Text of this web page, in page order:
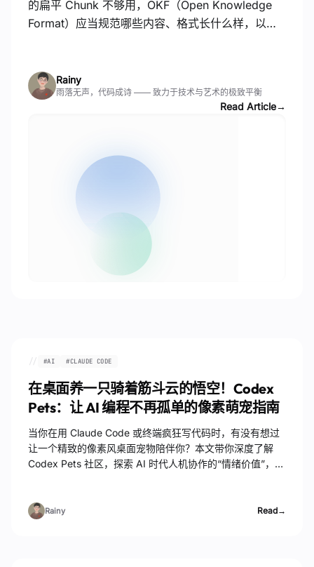
的扁平 Chunk 不够用，OKF（Open Knowledge
Format）应当规范哪些内容、格式长什么样，以及
Rainy
雨落无声，代码成诗 —— 致力于技术与艺术的极致平衡
Read Article→
// #AI #CLAUDE CODE
在桌面养一只骑着筋斗云的悟空！Codex
Pets：让 AI 编程不再孤单的像素萌宠指南
当你在用 Claude Code 或终端疯狂写代码时，有没有想过
让一个精致的像素风桌面宠物陪伴你？本文带你深度了解
Codex Pets 社区，探索 AI 时代人机协作的“情绪价值”，并
Rainy Read→